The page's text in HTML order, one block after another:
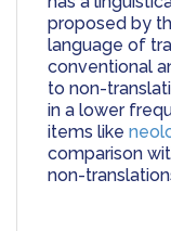
proposed by
language of
conventional
to non-
in a lower
items like
comparison
non-